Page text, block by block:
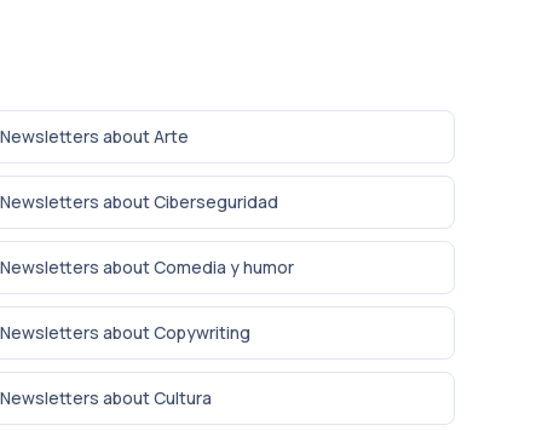
Newsletters about Arte
Newsletters about Ciberseguridad
Newsletters about Comedia y humor
Newsletters about Copywriting
Newsletters about Cultura